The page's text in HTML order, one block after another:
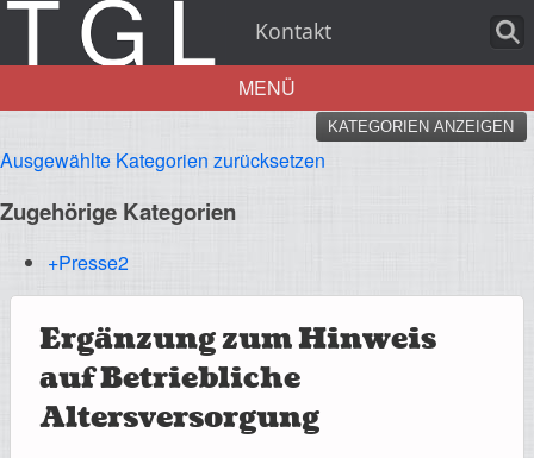
Kontakt
Aktuelles
Leistungen
MENÜ
KATEGORIEN ANZEIGEN
Ausgewählte Kategorien zurücksetzen
Zugehörige Kategorien
+Presse2
Ergänzung zum Hinweis
auf Betriebliche
Altersversorgung